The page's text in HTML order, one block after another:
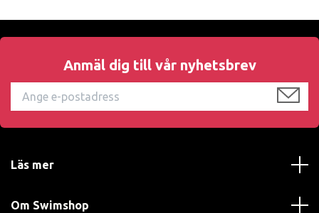
Anmäl dig till vår nyhetsbrev
Läs mer
Om Swimshop